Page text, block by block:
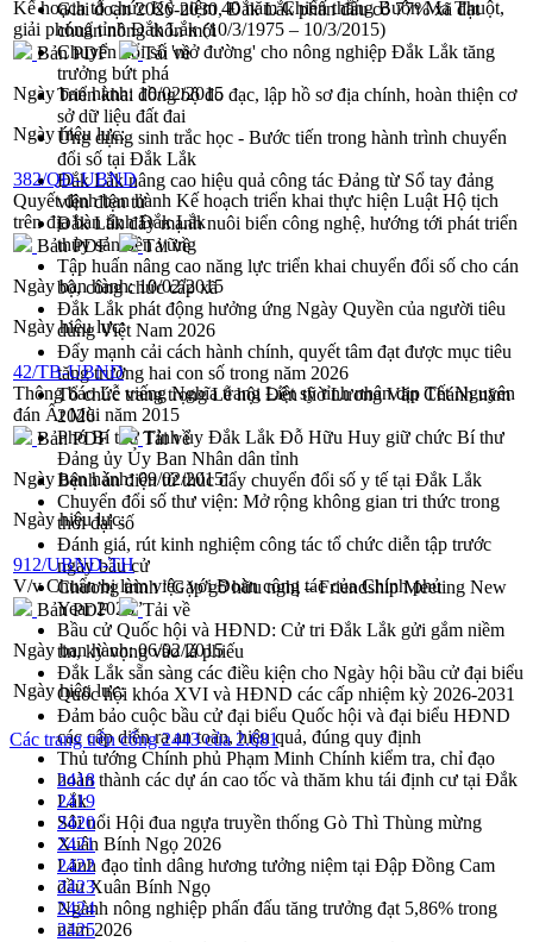
Giai đoạn 2026-2030, Đắk Lắk phấn đấu có 77% xã đạt
chuẩn nông thôn mới
Chuyển đổi số 'mở đường' cho nông nghiệp Đắk Lắk tăng
trưởng bứt phá
Triển khai đồng bộ đo đạc, lập hồ sơ địa chính, hoàn thiện cơ
sở dữ liệu đất đai
Ứng dụng sinh trắc học - Bước tiến trong hành trình chuyển
đổi số tại Đắk Lắk
Đắk Lắk nâng cao hiệu quả công tác Đảng từ Sổ tay đảng
viên điện tử
Đắk Lắk đẩy mạnh nuôi biển công nghệ, hướng tới phát triển
thủy sản bền vững
Tập huấn nâng cao năng lực triển khai chuyển đổi số cho cán
bộ, công chức cấp xã
Đắk Lắk phát động hưởng ứng Ngày Quyền của người tiêu
dùng Việt Nam 2026
Đẩy mạnh cải cách hành chính, quyết tâm đạt được mục tiêu
tăng trưởng hai con số trong năm 2026
Tổ chức trang trọng Lễ hội Đền thờ Lương Văn Chánh năm
2026
Phó Bí thư Tỉnh ủy Đắk Lắk Đỗ Hữu Huy giữ chức Bí thư
Đảng ủy Ủy Ban Nhân dân tỉnh
Bệnh án điện tử thúc đẩy chuyển đổi số y tế tại Đắk Lắk
Chuyển đổi số thư viện: Mở rộng không gian tri thức trong
thời đại số
Đánh giá, rút kinh nghiệm công tác tổ chức diễn tập trước
ngày bầu cử
Chương trình “Gặp gỡ hữu nghị – Friendship Meeting New
Year 2026”
Bầu cử Quốc hội và HĐND: Cử tri Đắk Lắk gửi gắm niềm
tin, kỳ vọng vào lá phiếu
Đắk Lắk sẵn sàng các điều kiện cho Ngày hội bầu cử đại biểu
Quốc hội khóa XVI và HĐND các cấp nhiệm kỳ 2026-2031
Đảm bảo cuộc bầu cử đại biểu Quốc hội và đại biểu HĐND
các cấp diễn ra an toàn, hiệu quả, đúng quy định
Thủ tướng Chính phủ Phạm Minh Chính kiểm tra, chỉ đạo
hoàn thành các dự án cao tốc và thăm khu tái định cư tại Đắk
Lắk
Sôi nổi Hội đua ngựa truyền thống Gò Thì Thùng mừng
Xuân Bính Ngọ 2026
Lãnh đạo tỉnh dâng hương tưởng niệm tại Đập Đồng Cam
đầu Xuân Bính Ngọ
Ngành nông nghiệp phấn đấu tăng trưởng đạt 5,86% trong
năm 2026
Kế hoạch tổ chức Kỷ niệm 40 năm Chiến thắng Buôn Ma Thuột,
giải phóng tỉnh Đắk Lắk (10/3/1975 – 10/3/2015)
Bản PDF
Tải về
Ngày ban hành: 10/02/2015
Ngày hiệu lực:
382/QĐ-UBND
Quyết định ban hành Kế hoạch triển khai thực hiện Luật Hộ tịch
trên địa bàn tỉnh Đắk Lắk
Bản PDF
Tải về
Ngày ban hành:10/02/2015
Ngày hiệu lực:
42/TB-UBND
Thông báo Lễ viếng Nghĩa trang Liệt sỹ tỉnh nhân dịp Tết Nguyên
đán Ất Mùi năm 2015
Bản PDF
Tải về
Ngày ban hành:09/02/2015
Ngày hiệu lực:
912/UBND-TH
V/v Chuẩn bị làm việc với Đoàn công tác của Chính phủ
Bản PDF
Tải về
Ngày ban hành:06/02/2015
Ngày hiệu lực:
Các trang trên cổng 2443 của 2.681
2418
2419
2420
2421
2422
2423
2424
2425